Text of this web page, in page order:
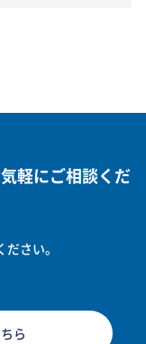
軽にご相談くだ
さい。
ら